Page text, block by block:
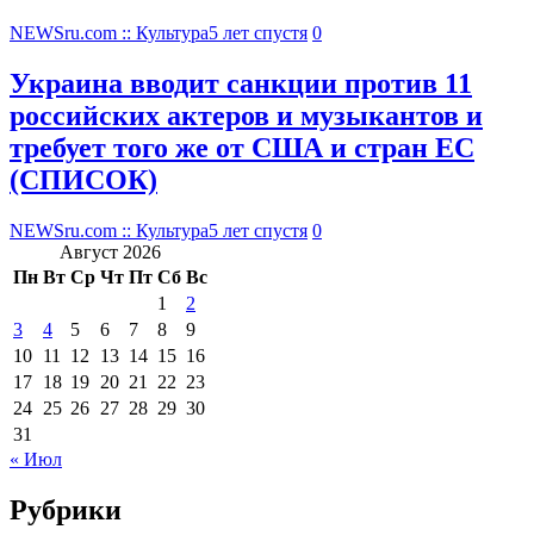
NEWSru.com :: Культура5 лет спустя 0
Украина вводит санкции против 11
российских актеров и музыкантов и
требует того же от США и стран ЕС
(СПИСОК)
NEWSru.com :: Культура5 лет спустя 0
Август 2026
Пн Вт Ср Чт Пт Сб Вс
1
2
3
4 5 6 7 8
9
10 11 12 13 14 15 16
17 18 19 20 21 22 23
24 25 26 27 28 29 30
31
« Июл
Рубрики